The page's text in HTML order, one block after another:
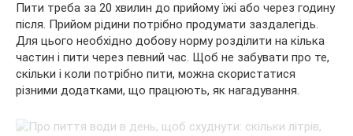
Пити треба за 20 хвилин до прийому їжі або через годину
після. Прийом рідини потрібно продумати заздалегідь.
Для цього необхідно добову норму розділити на кілька
частин і пити через певний час. Щоб не забувати про те,
скільки і коли потрібно пити, можна скористатися
різними додатками, що працюють, як нагадування.